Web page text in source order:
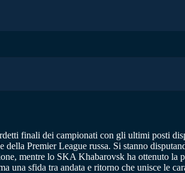
finali dei campionati con gli ultimi posti
Premier League russa. Si stanno
mentre lo SKA Khabarovsk ha ottenuto
una sfida tra andata e ritorno che unisce le